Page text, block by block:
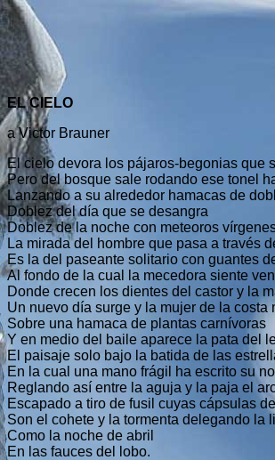
EL CIELO
a Victor Brauner
El cielo devora los pájaros-begonias que
Pero del bosque sale rodando ese tonel
Lanzando a su alrededor hamacas de
Doblez del día que se desangra
Doblez de la noche con meteoros
La mirada del hombre que pasa a través
Es la del paseante solitario con guantes
Al fondo de la cual la mecedora siente
Donde crecen los dientes del castor y la
Un nuevo día surge y la mujer de la costa
Sobre una hamaca de plantas carnívoras
Y en medio del baile aparece la pata del
El paisaje solo bajo la batida de las
En la cual una mano frágil ha escrito su
Reglando así entre la aguja y la paja el
Escapado a tiro de fusil cuyas cápsulas
Son el cohete y la tormenta delegando la
Como la noche de abril
En las fauces del lobo.